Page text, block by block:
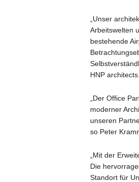
„Unser
Arbeitswelten
bestehende
HNP architects.
„Der Office
moderner
unseren
so Peter
„Mit der
Die
Standort für